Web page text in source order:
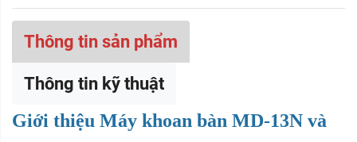
Thông tin sản phẩm
Thông tin kỹ thuật
Giới thiệu Máy khoan bàn MD-13N và